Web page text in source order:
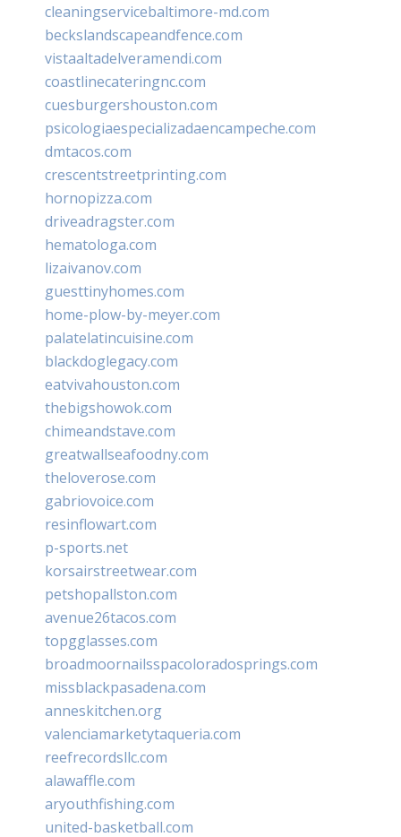
cleaningservicebaltimore-md.com
beckslandscapeandfence.com
vistaaltadelveramendi.com
coastlinecateringnc.com
cuesburgershouston.com
psicologiaespecializadaencampeche.com
dmtacos.com
crescentstreetprinting.com
hornopizza.com
driveadragster.com
hematologa.com
lizaivanov.com
guesttinyhomes.com
home-plow-by-meyer.com
palatelatincuisine.com
blackdoglegacy.com
eatvivahouston.com
thebigshowok.com
chimeandstave.com
greatwallseafoodny.com
theloverose.com
gabriovoice.com
resinflowart.com
p-sports.net
korsairstreetwear.com
petshopallston.com
avenue26tacos.com
topgglasses.com
broadmoornailsspacoloradosprings.com
missblackpasadena.com
anneskitchen.org
valenciamarketytaqueria.com
reefrecordsllc.com
alawaffle.com
aryouthfishing.com
united-basketball.com